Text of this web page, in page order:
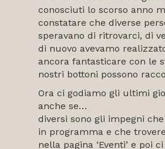
conosciuti lo scorso anno
constatare che diverse
speravano di ritrovarci, di
di nuovo avevamo
ancora fantasticare con le
nostri bottoni possono
Ora ci godiamo gli ultimi
anche se…
diversi sono gli impegni
in programma e che
nella pagina ‘Eventi’ e poi